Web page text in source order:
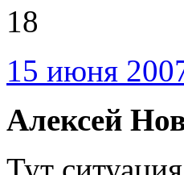
18
15 июня
Алексей